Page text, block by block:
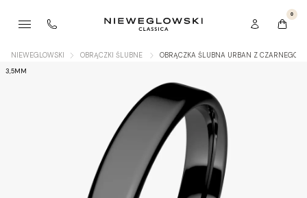
0
NIEWEGLOWSKI OBRĄCZKI ŚLUBNE OBRĄCZKA ŚLUBNA URBAN Z CZARNEGO
3,5MM